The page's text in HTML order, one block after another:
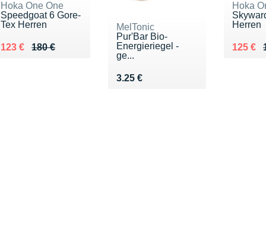
Hoka One One
Speedgoat 6 Gore-
Tex Herren
180 €
Au lieu de 180 €
123 €
Vendu 123 €
MelTonic
Pur'Bar Bio-
Energieriegel -
ge...
3.25 €
Vendu 3.25 €
Hoka
Herren
Au lieu
125 €
Vendu